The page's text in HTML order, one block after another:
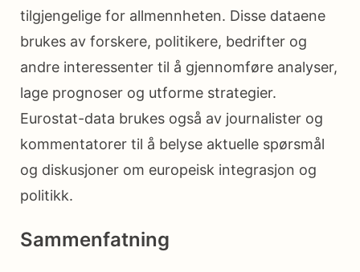
tilgjengelige for allmennheten. Disse dataene
brukes av forskere, politikere, bedrifter og
andre interessenter til å gjennomføre analyser,
lage prognoser og utforme strategier.
Eurostat-data brukes også av journalister og
kommentatorer til å belyse aktuelle spørsmål
og diskusjoner om europeisk integrasjon og
politikk.
Sammenfatning